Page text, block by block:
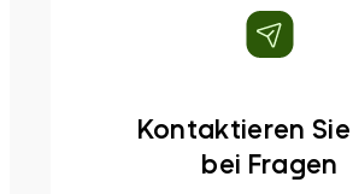
Kontaktieren
bei Fragen